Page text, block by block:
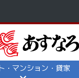
・マンション・貸家